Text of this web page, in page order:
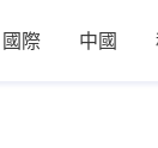
國際 中國